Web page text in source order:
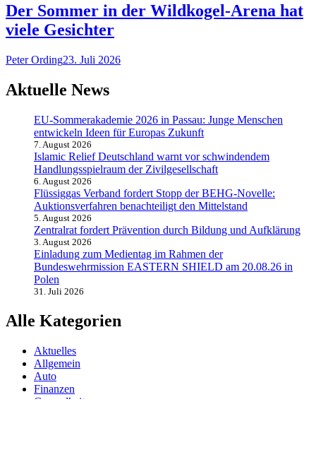
Der Sommer in der Wildkogel-Arena hat
viele Gesichter
Peter Ording23. Juli 2026
Aktuelle News
EU-Sommerakademie 2026 in Passau: Junge Menschen
entwickeln Ideen für Europas Zukunft
7. August 2026
Islamic Relief Deutschland warnt vor schwindendem
Handlungsspielraum der Zivilgesellschaft
6. August 2026
Flüssiggas Verband fordert Stopp der BEHG-Novelle:
Auktionsverfahren benachteiligt den Mittelstand
5. August 2026
Zentralrat fordert Prävention durch Bildung und Aufklärung
3. August 2026
Einladung zum Medientag im Rahmen der
Bundeswehrmission EASTERN SHIELD am 20.08.26 in
Polen
31. Juli 2026
Alle Kategorien
Aktuelles
Allgemein
Auto
Finanzen
Gesundheit